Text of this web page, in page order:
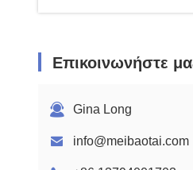
Επικοινωνήστε
Gina Long
info@meibaotai.com